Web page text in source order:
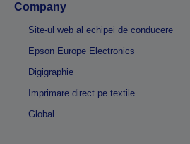
Company
Site-ul web al echipei de conducere
Epson Europe Electronics
Digigraphie
Imprimare direct pe textile
Global